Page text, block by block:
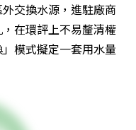
交換水源，進駐廠商
在環評上不易釐清權
模式擬定一套用水量